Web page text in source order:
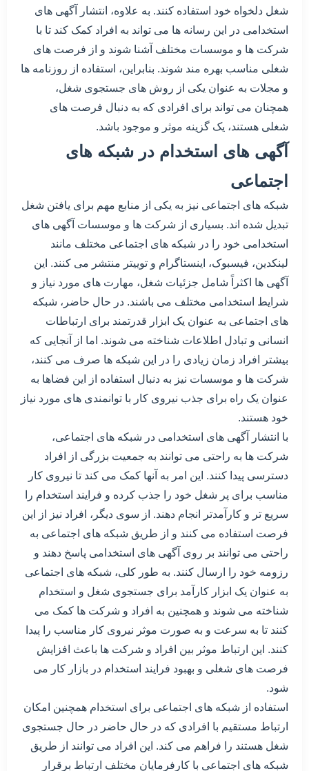
شغل دلخواه خود استفاده کنند. به علاوه، انتشار آگهی های
استخدامی در این رسانه ها می تواند به افراد کمک کند تا با
شرکت ها و موسسات مختلف آشنا شوند و از فرصت های
شغلی مناسب بهره مند شوند. بنابراین، استفاده از روزنامه ها
و مجلات به عنوان یکی از روش های جستجوی شغل،
همچنان می تواند برای افرادی که به دنبال فرصت های
شغلی هستند، یک گزینه موثر و موجود باشد.
آگهی های استخدام در شبکه های
اجتماعی
شبکه های اجتماعی نیز به یکی از منابع مهم برای یافتن شغل
تبدیل شده اند. بسیاری از شرکت ها و موسسات آگهی های
استخدامی خود را در شبکه های اجتماعی مختلف مانند
لینکدین، فیسبوک، اینستاگرام و توییتر منتشر می کنند. این
آگهی ها اکثراً شامل جزئیات شغل، مهارت های مورد نیاز و
شرایط استخدامی مختلف می باشند. در حال حاضر، شبکه
های اجتماعی به عنوان یک ابزار قدرتمند برای ارتباطات
انسانی و تبادل اطلاعات شناخته می شوند. اما از آنجایی که
بیشتر افراد زمان زیادی را در این شبکه ها صرف می کنند،
شرکت ها و موسسات نیز به دنبال استفاده از این فضاها به
عنوان یک راه برای جذب نیروی کار با توانمندی های مورد نیاز
خود هستند.
با انتشار آگهی های استخدامی در شبکه های اجتماعی،
شرکت ها به راحتی می توانند به جمعیت بزرگی از افراد
دسترسی پیدا کنند. این امر به آنها کمک می کند تا نیروی کار
مناسب برای پر شغل خود را جذب کرده و فرایند استخدام را
سریع تر و کارآمدتر انجام دهند. از سوی دیگر، افراد نیز از این
فرصت استفاده می کنند و از طریق شبکه های اجتماعی به
راحتی می توانند بر روی آگهی های استخدامی پاسخ دهند و
رزومه خود را ارسال کنند. به طور کلی، شبکه های اجتماعی
به عنوان یک ابزار کارآمد برای جستجوی شغل و استخدام
شناخته می شوند و همچنین به افراد و شرکت ها کمک می
کنند تا به سرعت و به صورت موثر نیروی کار مناسب را پیدا
کنند. این ارتباط موثر بین افراد و شرکت ها باعث افزایش
فرصت های شغلی و بهبود فرایند استخدام در بازار کار می
شود.
استفاده از شبکه های اجتماعی برای استخدام همچنین امکان
ارتباط مستقیم با افرادی که در حال حاضر در حال جستجوی
شغل هستند را فراهم می کند. این افراد می توانند از طریق
شبکه های اجتماعی با کارفرمایان مختلف ارتباط برقرار